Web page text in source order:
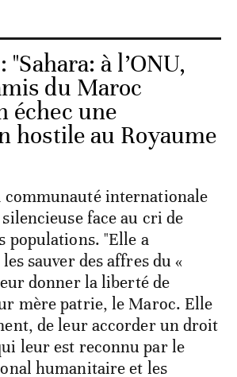
"Sahara: à l’ONU,
du Maroc
échec une
hostile au Royaume
communauté internationale
face au cri de
populations. "Elle a
sauver des affres du «
donner la liberté de
mère patrie, le Maroc. Elle
de leur accorder un droit
leur est reconnu par le
humanitaire et les